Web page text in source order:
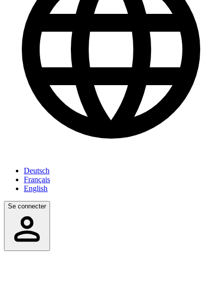
Deutsch
Français
English
Se connecter